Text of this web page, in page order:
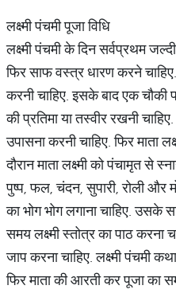
लक्ष्मी पंचमी पूजा विधि
लक्ष्मी पंचमी के दिन सर्वप्रथम
फिर साफ वस्त्र धारण करने
करनी चाहिए. इसके बाद एक चौकी
की प्रतिमा या तस्वीर रखनी
उपासना करनी चाहिए. फिर माता
दौरान माता लक्ष्मी को पंचामृत से
पुष्प, फल, चंदन, सुपारी, रोली और
का भोग भोग लगाना चाहिए. उसके
समय लक्ष्मी स्तोत्र का पाठ करना
जाप करना चाहिए. लक्ष्मी पंचमी
फिर माता की आरती कर पूजा का